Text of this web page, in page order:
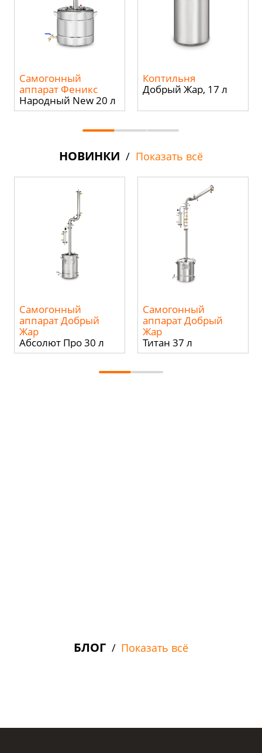
Самогонный
аппарат Феникс
Народный New 20 л
Коптильня
Добрый Жар, 17 л
НОВИНКИ / Показать всё
Самогонный
аппарат Добрый
Жар
Абсолют Про 30 л
Самогонный
аппарат Добрый
Жар
Титан 37 л
БЛОГ / Показать всё